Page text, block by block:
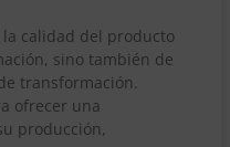
calidad del producto
sino también de
transformación.
ofrecer una
producción,